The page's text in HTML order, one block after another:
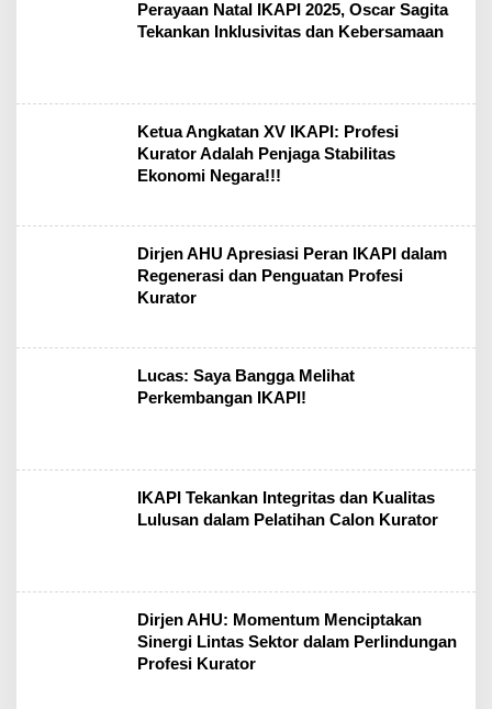
Perayaan Natal IKAPI 2025, Oscar Sagita
Tekankan Inklusivitas dan Kebersamaan
Ketua Angkatan XV IKAPI: Profesi
Kurator Adalah Penjaga Stabilitas
Ekonomi Negara!!!
Dirjen AHU Apresiasi Peran IKAPI dalam
Regenerasi dan Penguatan Profesi
Kurator
Lucas: Saya Bangga Melihat
Perkembangan IKAPI!
IKAPI Tekankan Integritas dan Kualitas
Lulusan dalam Pelatihan Calon Kurator
Dirjen AHU: Momentum Menciptakan
Sinergi Lintas Sektor dalam Perlindungan
Profesi Kurator